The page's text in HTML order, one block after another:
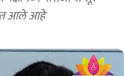
आले आहे